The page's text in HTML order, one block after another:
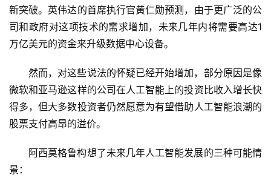
首
页
商
业
5
人
新突破。英伟达的首席执行官黄仁勋预测，由于更广泛的公
司和政府对这项技术的需求增加，未来几年内将需要高达1
万亿美元的资金来升级数据中心设备。
然而，对这些说法的怀疑已经开始增加，部分原因是像
微软和亚马逊这样的公司在人工智能上的投资比收入增长快
得多，但大多数投资者仍然愿意为有望借助人工智能浪潮的
股票支付高昂的溢价。
阿西莫格鲁构想了未来几年人工智能发展的三种可能情
景：